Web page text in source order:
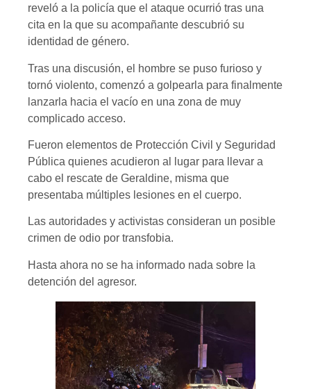
reveló a la policía que el ataque ocurrió tras una
cita en la que su acompañante descubrió su
identidad de género.
Tras una discusión, el hombre se puso furioso y
tornó violento, comenzó a golpearla para finalmente
lanzarla hacia el vacío en una zona de muy
complicado acceso.
Fueron elementos de Protección Civil y Seguridad
Pública quienes acudieron al lugar para llevar a
cabo el rescate de Geraldine, misma que
presentaba múltiples lesiones en el cuerpo.
Las autoridades y activistas consideran un posible
crimen de odio por transfobia.
Hasta ahora no se ha informado nada sobre la
detención del agresor.